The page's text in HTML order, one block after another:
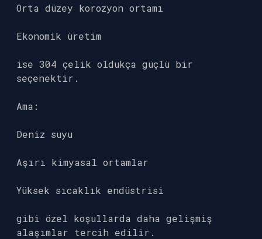
Orta düzey korozyon ortamı
Ekonomik üretim
ise 304 çelik oldukça güçlü bir
seçenektir.
Ama:
Deniz suyu
Aşırı kimyasal ortamlar
Yüksek sıcaklık endüstrisi
gibi özel koşullarda daha gelişmiş
alaşımlar tercih edilir.